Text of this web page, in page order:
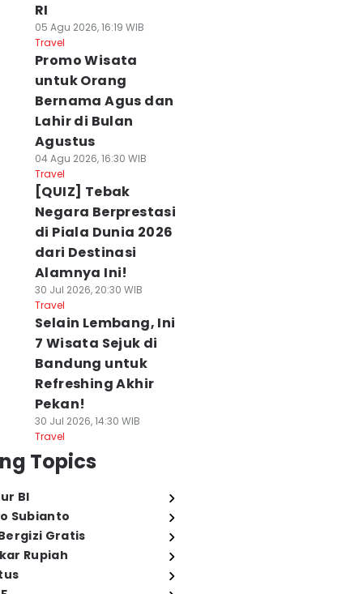
RI
05 Agu 2026, 16:19 WIB
Travel
Promo Wisata
untuk Orang
Bernama Agus dan
Lahir di Bulan
Agustus
04 Agu 2026, 16:30 WIB
Travel
[QUIZ] Tebak
Negara Berprestasi
di Piala Dunia 2026
dari Destinasi
Alamnya Ini!
30 Jul 2026, 20:30 WIB
Travel
Selain Lembang, Ini
7 Wisata Sejuk di
Bandung untuk
Refreshing Akhir
Pekan!
30 Jul 2026, 14:30 WIB
Travel
Topics
BI
Subianto
Gratis
Rupiah